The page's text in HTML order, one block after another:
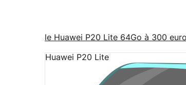
le Huawei P20 Lite 64Go à 300
Huawei P20 Lite